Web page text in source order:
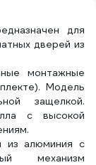
для
дверей из
монтажные
Модель
защелкой.
с высокой
из алюминия с
механизм